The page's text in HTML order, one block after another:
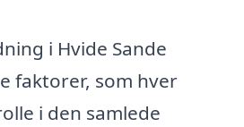
i Hvide Sande
faktorer, som hver
i den samlede